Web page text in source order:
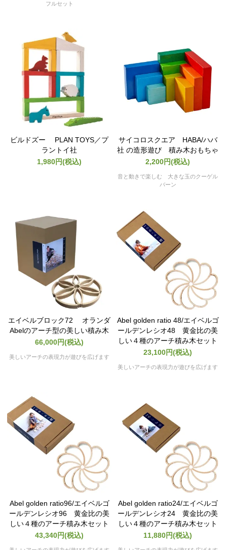
フルセット
ビルドズー PLAN TOYS／プ
ラントイ社
1,980円(税込)
サイコロスクエア HABA/ハバ
社 の造形遊び 積み木おもちゃ
2,200円(税込)
音と動きで楽しむ 大きな玉のクーゲル
バーン
エイベルブロック72 オランダ
Abelのアーチ型の美しい積み木
66,000円(税込)
美しいアーチの表現力が遊びを広げます
Abel golden ratio 48/エイベルゴ
ールデンレシオ48 黄金比の美
しい４種のアーチ積み木セット
23,100円(税込)
美しいアーチの表現力が遊びを広げます
Abel golden ratio96/エイベルゴ
ールデンレシオ96 黄金比の美
しい４種のアーチ積み木セット
43,340円(税込)
Abel golden ratio24/エイベルゴ
ールデンレシオ24 黄金比の美
しい４種のアーチ積み木セット
11,880円(税込)